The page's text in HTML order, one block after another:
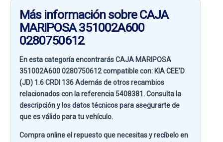
Más información sobre CAJA
MARIPOSA 351002A600
0280750612
En esta categoría encontrarás CAJA MARIPOSA
351002A600 0280750612 compatible con: KIA CEE'D
(JD) 1.6 CRDI 136Además de otros recambios
relacionados con la referencia 5408381 . Consulta la
descripción y los datos técnicos para asegurarte de
que es válido para tu vehículo.
Compra online el repuesto que necesitas y recíbelo en